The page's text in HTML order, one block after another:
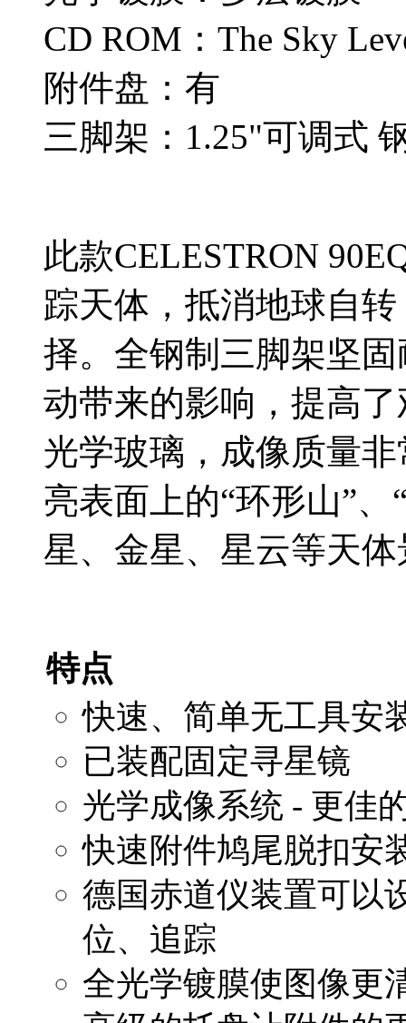
CD ROM：The Sky
附件盘：有
三脚架：1.25"可调式
此款CELESTRON
踪天体，抵消地球自
择。全钢制三脚架坚
动带来的影响，提高
光学玻璃，成像质量
亮表面上的“环形山”、
星、金星、星云等天
特点
快速、简单无工具安
已装配固定寻星镜
光学成像系统 - 更佳
快速附件鸠尾脱扣安
德国赤道仪装置可以
位、追踪
全光学镀膜使图像更